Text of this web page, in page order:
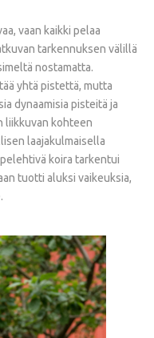
vaan kaikki pelaa
tarkennuksen välillä
nostamatta.
yhtä pistettä, mutta
dynaamisia pisteitä ja
liikkuvan kohteen
laajakulmaisella
koira tarkentui
tuotti aluksi vaikeuksia,